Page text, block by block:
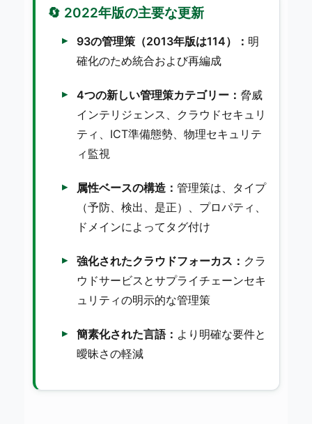
🔄 2022年版の主要な更新
93の管理策（2013年版は114）： 明
確化のため統合および再編成
4つの新しい管理策カテゴリー： 脅威
インテリジェンス、クラウドセキュリ
ティ、ICT準備態勢、物理セキュリテ
ィ監視
属性ベースの構造： 管理策は、タイプ
（予防、検出、是正）、プロパティ、
ドメインによってタグ付け
強化されたクラウドフォーカス： クラ
ウドサービスとサプライチェーンセキ
ュリティの明示的な管理策
簡素化された言語： より明確な要件と
曖昧さの軽減